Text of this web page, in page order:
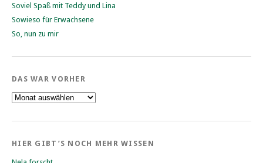
Soviel Spaß mit Teddy und Lina
Sowieso für Erwachsene
So, nun zu mir
DAS WAR VORHER
Das
war
HIER GIBT’S NOCH MEHR WISSEN